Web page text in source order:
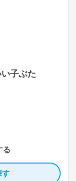
子ぶた
る
す